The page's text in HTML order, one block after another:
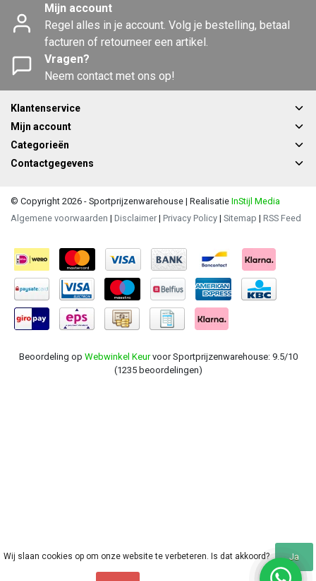
Mijn account
Regel alles in je account. Volg je bestelling, betaal
facturen of retourneer een artikel.
Vragen?
Neem contact met ons op!
Klantenservice
Mijn account
Categorieën
Contactgegevens
© Copyright 2026 - Sportprijzenwarehouse | Realisatie InStijl Media
Algemene voorwaarden | Disclaimer | Privacy Policy | Sitemap | RSS Feed
Beoordeling op Webwinkel Keurvoor Sportprijzenwarehouse: 9.5/10
(1235 beoordelingen)
Wij slaan cookies op om onze website te verbeteren. Is dat akkoord? Ja